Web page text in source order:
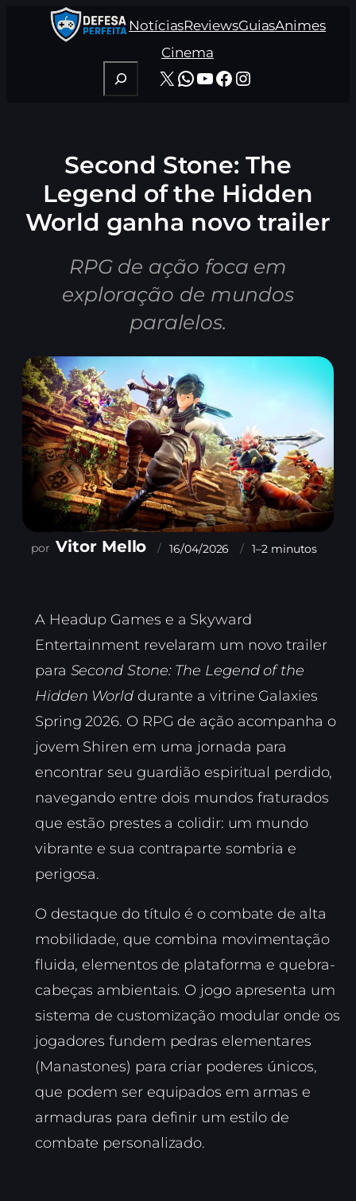
NotíciasReviewsGuiasAnimes
Cinema
Pesquisar
X WhatsApp
Youtube
Facebook
Instagram
Second Stone: The
Legend of the Hidden
World ganha novo trailer
RPG de ação foca em
exploração de mundos
paralelos.
Vitor Mello 16/04/2026 1–2 minutos
A Headup Games e a Skyward
Entertainment revelaram um novo trailer
para Second Stone: The Legend of the
Hidden Worlddurante a vitrine Galaxies
Spring 2026. O RPG de ação acompanha o
jovem Shiren em uma jornada para
encontrar seu guardião espiritual perdido,
navegando entre dois mundos fraturados
que estão prestes a colidir: um mundo
vibrante e sua contraparte sombria e
perigosa.
O destaque do título é o combate de alta
mobilidade, que combina movimentação
fluida, elementos de plataforma e quebra-
cabeças ambientais. O jogo apresenta um
sistema de customização modular onde os
jogadores fundem pedras elementares
(Manastones) para criar poderes únicos,
que podem ser equipados em armas e
armaduras para definir um estilo de
combate personalizado.